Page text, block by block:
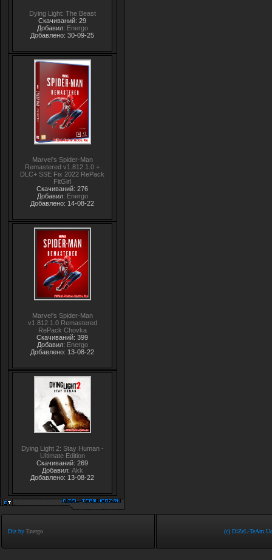
Dying Light: The Beast
Скачиваний: 29
Добавил: Energo
Добавлено: 30-09-25
Marvel's Spider-Man
Remastered v1.812.1.0 +
DLC+ SSE Fix 2022 RePack
FitGirl
Скачиваний: 276
Добавил: Energo
Добавлено: 14-08-22
Marvel's Spider-Man
v1.812.1.0 Remastered
RePack Chovka
Скачиваний: 399
Добавил: Energo
Добавлено: 13-08-22
Dying Light 2: Stay Human -
Ultimate Edition
Скачиваний: 269
Добавил: Akk
Добавлено: 13-08-22
Diz by Energo (c) DiZeL-